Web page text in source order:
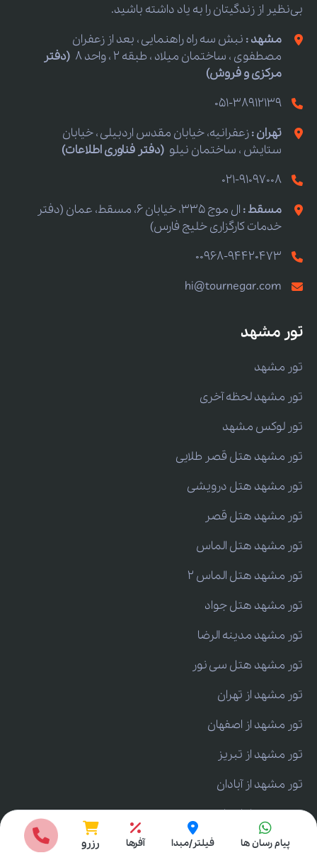
بی‌نظیر از زندگیتان را به یاد داشته باشید.
مشهد : نبش سه راه راهنمایی ، بعد از زعفران
مصطفوی ، ساختمان میلاد ، طبقه 2 ، واحد 8
(دفتر
مرکزی و فروش)
051-38912139
تهران :زعفرانیه، خیابان مقدس اردبیلی ، خیابان
ستایش ، ساختمان نیلو (دفتر فناوری اطلاعات)
021-91097008
مسقط :
ال موج 335، خیابان 6، مسقط، عمان (دفتر
خدمات کارگزاری خلیج فارس)
00968-94420473
hi@tournegar.com
تور مشهد
تور مشهد
تور مشهد لحظه آخری
تور لوکس مشهد
تور مشهد هتل قصر طلایی
تور مشهد هتل درویشی
تور مشهد هتل قصر
تور مشهد هتل الماس
تور مشهد هتل الماس 2
تور مشهد هتل جواد
تور مشهد مدینه الرضا
تور مشهد هتل سی نور
تور مشهد از تهران
تور مشهد از اصفهان
تور مشهد از تبریز
تور مشهد از آبادان
تور مشهد از اهواز
تور مشهد از یزد
انتخاب مبدا
پیام رسان ها فیلتر/مبدا آفرها رزرو